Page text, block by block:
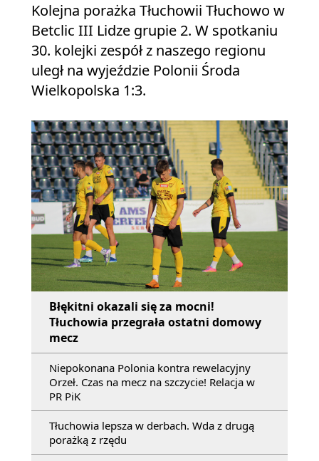
Kolejna porażka Tłuchowii Tłuchowo w
Betclic III Lidze grupie 2. W spotkaniu
30. kolejki zespół z naszego regionu
uległ na wyjeździe Polonii Środa
Wielkopolska 1:3.
Błękitni okazali się za mocni!
Tłuchowia przegrała ostatni domowy
mecz
Niepokonana Polonia kontra rewelacyjny
Orzeł. Czas na mecz na szczycie! Relacja w
PR PiK
Tłuchowia lepsza w derbach. Wda z drugą
porażką z rzędu